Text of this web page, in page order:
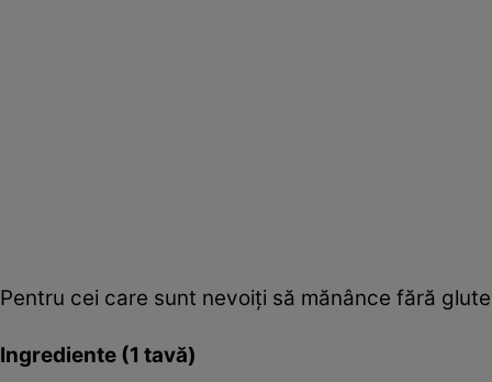
Pentru cei care sunt nevoiţi să mănânce fără
Ingrediente (1 tavă)